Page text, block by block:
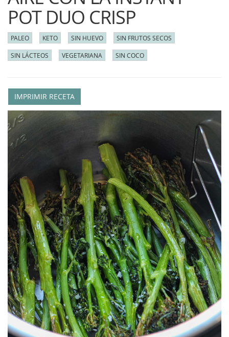
POT DUO CRISP
PALEO KETO SIN HUEVO SIN FRUTOS SECOS
SIN LÁCTEOS VEGETARIANA SIN COCO
IMPRIMIR RECETA